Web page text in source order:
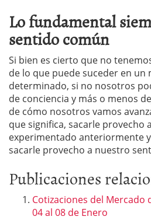
Lo fundamental
sentido común
Si bien es cierto que no
de lo que puede suceder en un
determinado, si no nosotros
de conciencia y más o menos
de cómo nosotros vamos
que significa, sacarle provecho
experimentado anteriormente
sacarle provecho a nuestro
Publicaciones
Cotizaciones del Mercado
04 al 08 de Enero